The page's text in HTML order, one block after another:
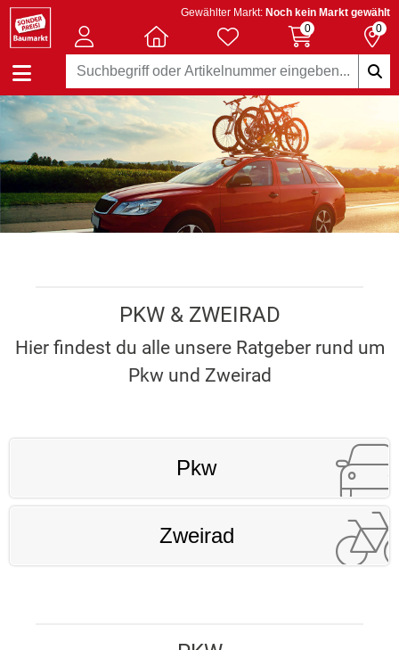
Gewählter Markt: Noch kein Markt gewählt
0
0
PKW & ZWEIRAD
Hier findest du alle unsere Ratgeber rund um
Pkw und Zweirad
Pkw
Zweirad